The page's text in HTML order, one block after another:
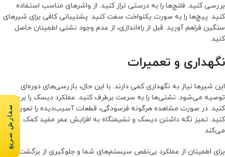
بررسی کنید. فلنج‌ها را به درستی تراز کنید. از واشرهای مناسب استفاده
کنید. پیچ‌ها را به صورت یکنواخت سفت کنید. پشتیبانی کافی برای شیرهای
سنگین فراهم آورید. قبل از راه‌اندازی، از عدم وجود نشتی اطمینان حاصل
کنید.
نگهداری و تعمیرات
این شیرها نیاز به نگهداری کمی دارند. با این حال، بازرسی‌های دوره‌ای
توصیه می‌شود. نشتی‌ها را به سرعت برطرف کنید. عملکرد دیسک را بررسی
کنید. در صورت مشاهده هرگونه فرسودگی، قطعات آسیب‌دیده را تعویض
کنید. تمیز نگه داشتن دیسک و نشیمنگاه به افزایش عمر مفید کمک
می‌کند.
برای اطمینان از عملکرد بی‌نقص سیستم‌های شما و جلوگیری از برگشت
سفارش سریع